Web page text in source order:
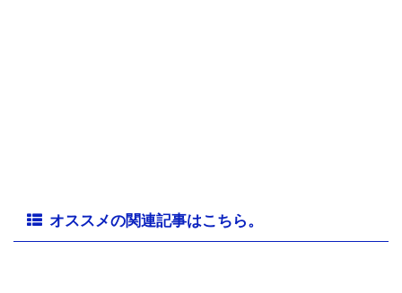
オススメの関連記事はこちら。